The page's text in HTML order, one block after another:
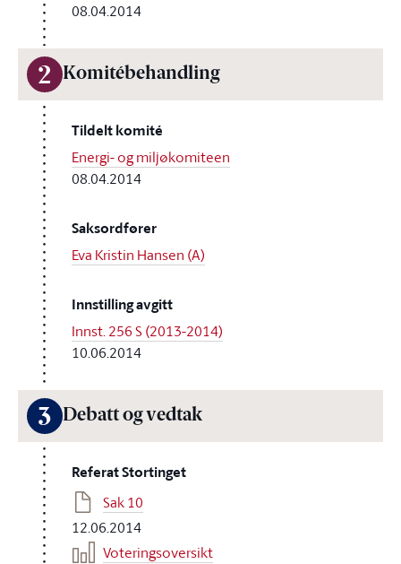
08.04.2014
2 Komitébehandling
Tildelt komité
Energi- og miljøkomiteen
08.04.2014
Saksordfører
Eva Kristin Hansen (A)
Innstilling avgitt
Innst. 256 S (2013-2014)
10.06.2014
3 Debatt og vedtak
Referat Stortinget
Sak 10
12.06.2014
Voteringsoversikt